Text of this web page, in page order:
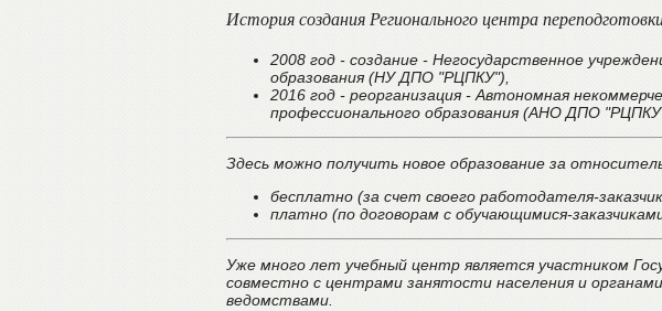
История создания Регионального центра
2008 год - создание - Негосударственное
образования (НУ ДПО "РЦПКУ"),
2016 год - реорганизация - Автономная
профессионального образования (АНО ДПО
Здесь можно получить новое образование за
бесплатно (за счет своего работодателя-
платно (по договорам с обучающимися-
Уже много лет учебный центр является участником
совместно с центрами занятости населения и
ведомствами.